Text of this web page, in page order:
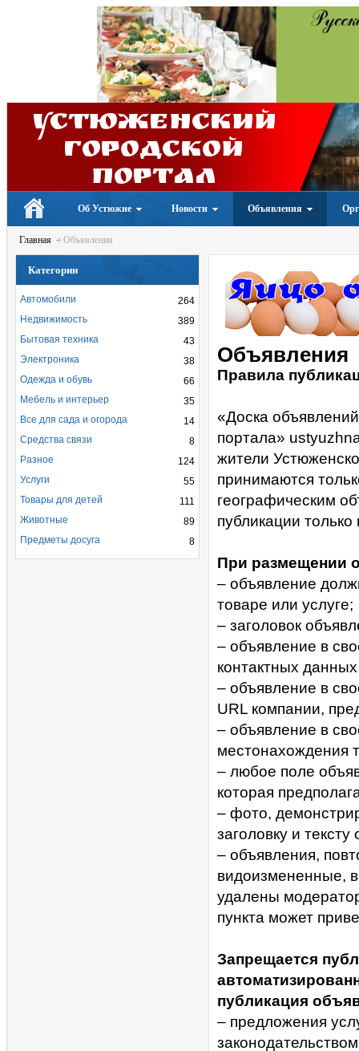
Устюженский
Городской
портал
Об Устюжне Новости Объявления
Главная Объявления
Объявления
Правила
«Доска
портала»
жители
принимаются
географическим
публикации
При размещении
– объявление
товаре или услуге;
– заголовок
– объявление в
контактных
– объявление в
URL компании,
– объявление в
местонахождения
– любое поле
которая
– фото,
заголовку и
– объявления,
видоизмененные,
удалены
пункта может
Запрещается
публикация
– предложения
Категории
264
Автомобили
389
Недвижимость
43
Бытовая техника
38
Электроника
66
Одежда и обувь
35
Мебель и интерьер
14
Все для сада и огорода
8
Средства связи
124
Разное
55
Услуги
111
Товары для детей
89
Животные
8
Предметы досуга